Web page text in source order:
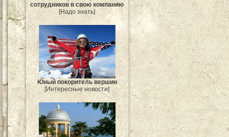
сотрудников в свою компанию
[Надо знать]
Юный покоритель вершин
[Интересные новости]